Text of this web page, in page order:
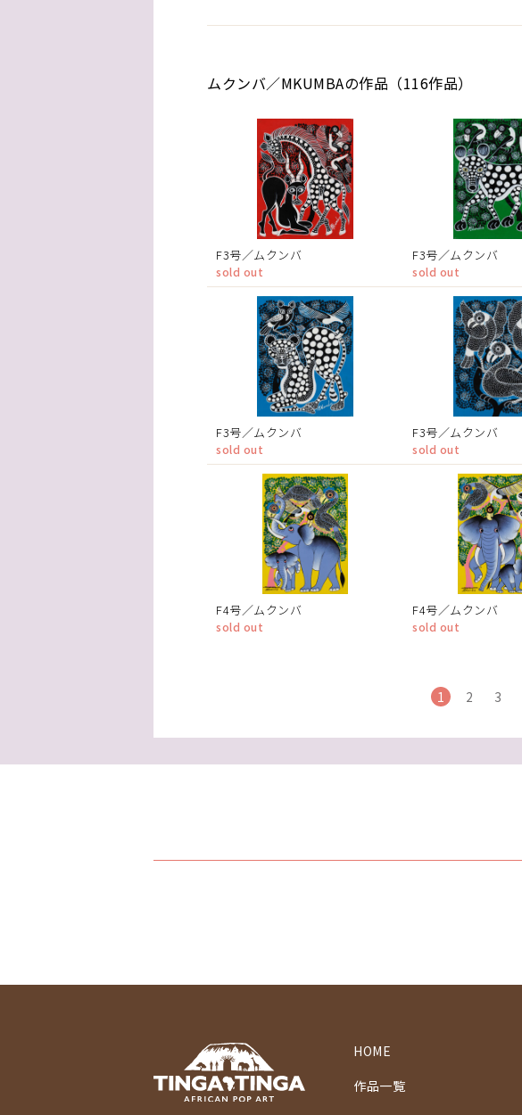
ムクンバ／MKUMBAの作品（116作品）
F3号／ムクンバ
sold out
F3号／ムクンバ
sold out
F3号／ムクンバ
sold out
F3号／ムクンバ
sold out
F4号／ムクンバ
sold out
F4号／ムクンバ
sold out
1 2 3
HOME
作品一覧